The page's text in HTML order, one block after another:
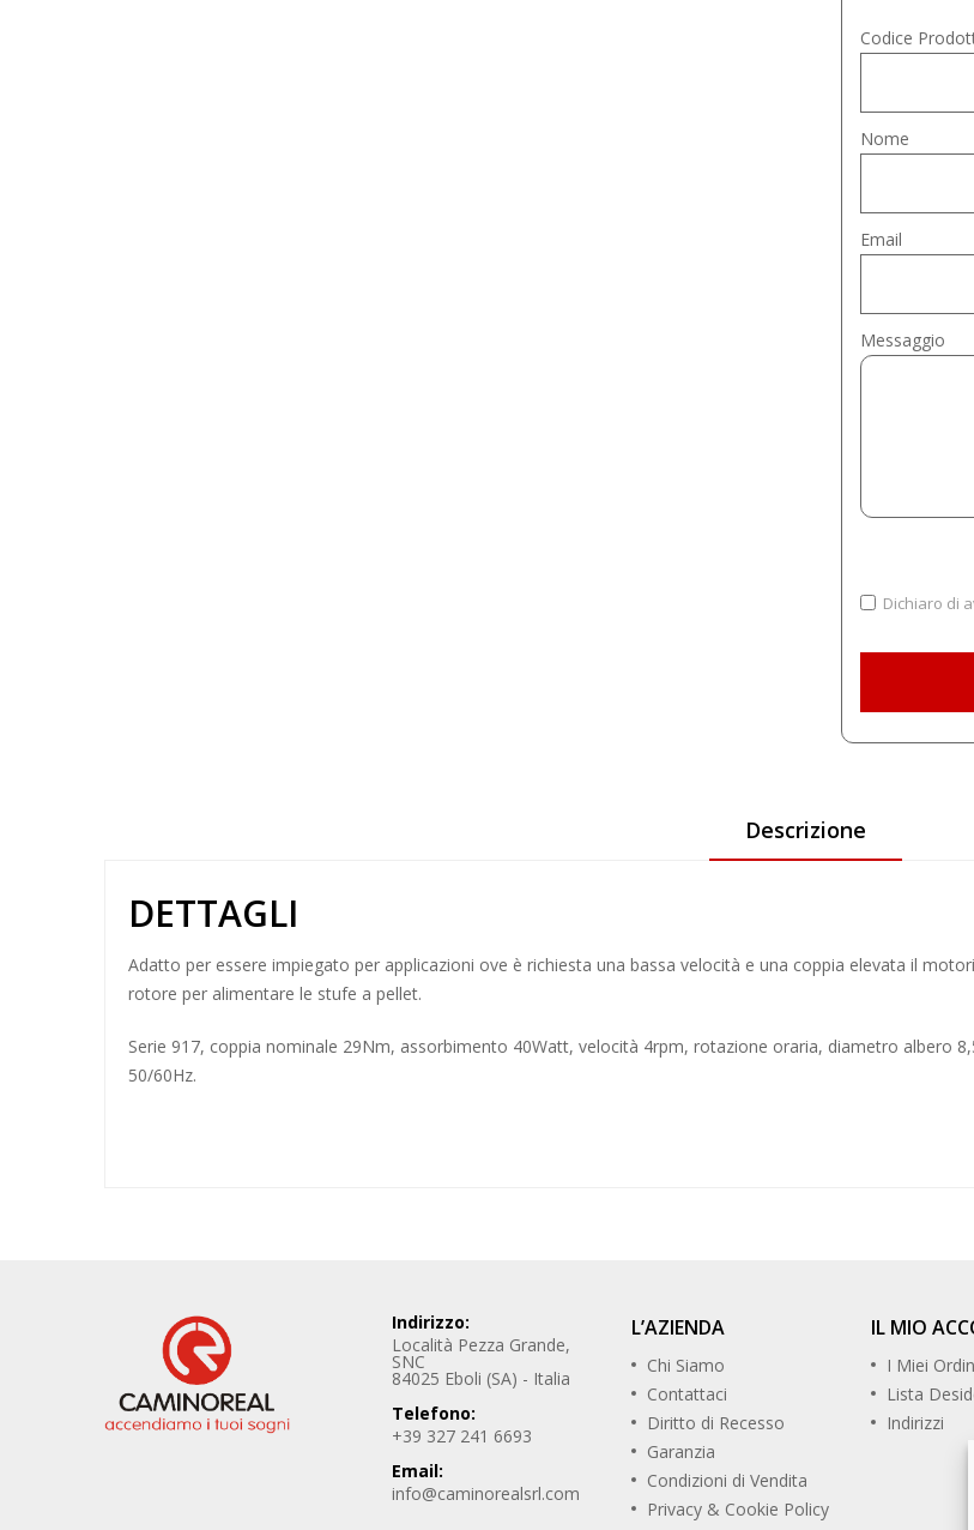
Codice
Nome
Email
Messaggio
Dichiaro di
Descrizione
DETTAGLI
Adatto per essere impiegato per applicazioni ove è richiesta una bassa velocità e una coppia elevata il
rotore per alimentare le stufe a pellet.
Serie 917, coppia nominale 29Nm, assorbimento 40Watt, velocità 4rpm, rotazione oraria, diametro albero
50/60Hz.
Indirizzo:
Località Pezza Grande,
SNC
84025 Eboli (SA) - Italia
Telefono:
+39 327 241 6693
Email:
info@caminorealsrl.com
L’AZIENDA
Chi Siamo
Contattaci
Diritto di Recesso
Garanzia
Condizioni di Vendita
Privacy & Cookie Policy
IL MIO
I Miei
Lista
Indirizzi